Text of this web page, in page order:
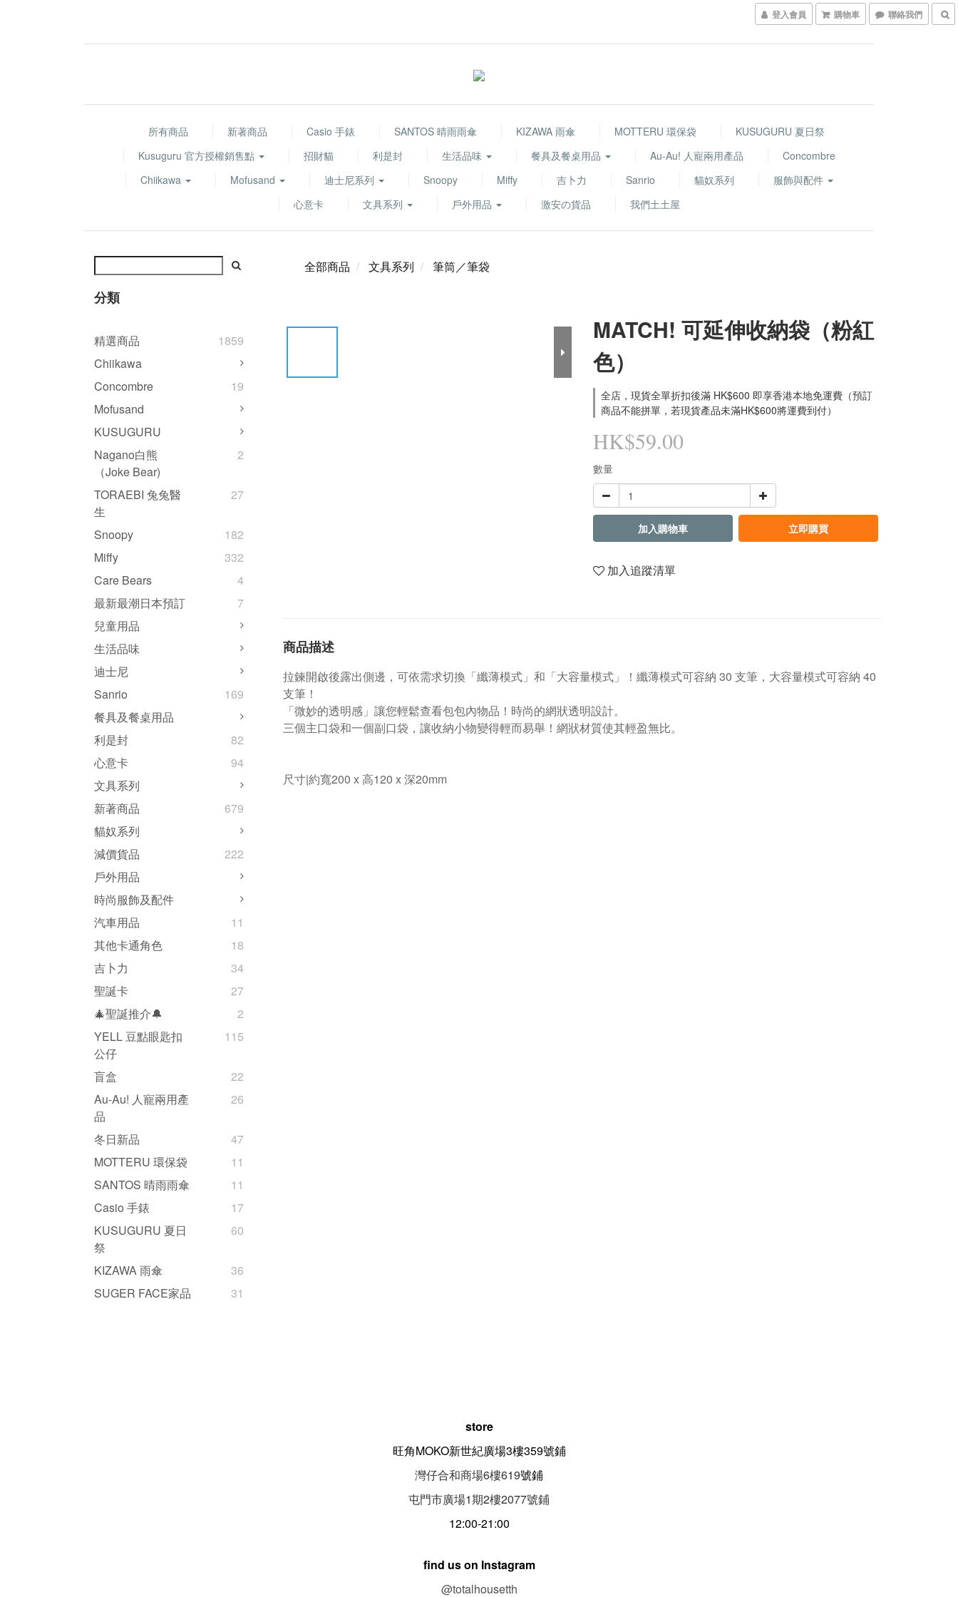
登入會員 購物車 聯絡我們
所有商品 新著商品 Casio 手錶 SANTOS 晴雨雨傘 KIZAWA 雨傘 MOTTERU 環保袋
KUSUGURU 夏日祭
Kusuguru 官方授權銷售點
招財貓 利是封 生活品味 餐具及餐桌用品 Au-Au! 人寵兩用產品
Concombre
Chiikawa
Mofusand 迪士尼系列 Snoopy Miffy 吉卜力 Sanrio 貓奴系列
服飾與配件
心意卡
文具系列 戶外用品 激安の貨品 我們土土屋
分類
精選商品
1859
Chiikawa
Concombre
19
Mofusand
KUSUGURU
Nagano白熊
（Joke Bear)
2
TORAEBI 兔兔醫
生
27
Snoopy
182
Miffy
332
Care Bears
4
最新最潮日本預訂
7
兒童用品
生活品味
迪士尼
Sanrio
169
餐具及餐桌用品
利是封
82
心意卡
94
文具系列
新著商品
679
貓奴系列
減價貨品
222
戶外用品
時尚服飾及配件
汽車用品
11
其他卡通角色
18
吉卜力
34
聖誕卡
27
🎄聖誕推介🔔
2
YELL 豆點眼匙扣
公仔
115
盲盒
22
Au-Au! 人寵兩用產
品
26
冬日新品
47
MOTTERU 環保袋
11
SANTOS 晴雨雨傘
11
Casio 手錶
17
KUSUGURU 夏日
祭
60
KIZAWA 雨傘
36
SUGER FACE家品
31
全部商品 文具系列 筆筒／筆袋
MATCH! 可延伸收納袋（粉紅
色）
全店，現貨全單折扣後滿 HK$600 即享香港本地免運費（預訂
商品不能拼單，若現貨產品未滿HK$600將運費到付）
HK$59.00
數量
加入購物車 立即購買
加入追蹤清單
商品描述
拉鍊開啟後露出側邊，可依需求切換「纖薄模式」和「大容量模式」！纖薄模式可容納 30 支筆，大容量模式可容納 40
支筆！
「微妙的透明感」讓您輕鬆查看包包內物品！時尚的網狀透明設計。
三個主口袋和一個副口袋，讓收納小物變得輕而易舉！網狀材質使其輕盈無比。
尺寸|約寬200 x 高120 x 深20mm
store
旺角MOKO新世紀廣場3樓359號鋪
灣仔合和商場6樓619號鋪
屯門市廣場1期2樓2077號鋪
12:00-21:00
find us on Instagram
@totalhousetth